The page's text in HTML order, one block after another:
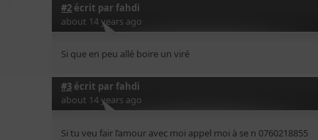
#2 écrit par fahdi
about 14 years ago
Si que en peu allé boire un viré
#3 écrit par fahdi
about 14 years ago
Si tu veu fair l’amour avec moi appel moi à se n 0760218855